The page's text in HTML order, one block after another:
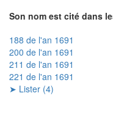
Son nom est cité dans
188 de l'an 1691
200 de l'an 1691
211 de l'an 1691
221 de l'an 1691
➤ Lister (4)